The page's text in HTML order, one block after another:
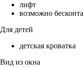
лифт
возможно
Для детей
детская кроватка
Вид из окна